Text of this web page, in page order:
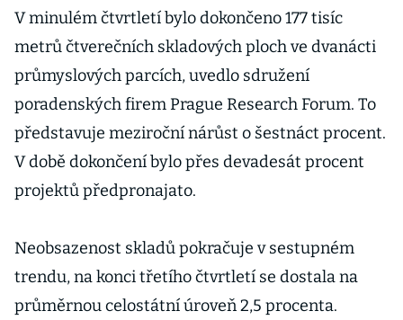
V minulém čtvrtletí bylo dokončeno 177 tisíc
metrů čtverečních skladových ploch ve dvanácti
průmyslových parcích, uvedlo sdružení
poradenských firem Prague Research Forum. To
představuje meziroční nárůst o šestnáct procent.
V době dokončení bylo přes devadesát procent
projektů předpronajato.
Neobsazenost skladů pokračuje v sestupném
trendu, na konci třetího čtvrtletí se dostala na
průměrnou celostátní úroveň 2,5 procenta.